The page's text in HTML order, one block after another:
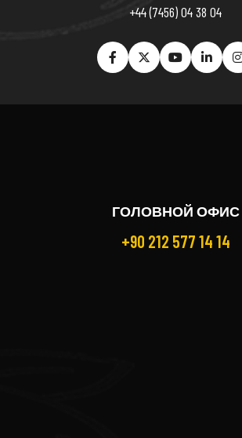
+44 (7456) 04 38 04
ГОЛОВНОЙ ОФИС
+90 212 577 14 14